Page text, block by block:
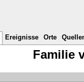
Ereignisse Orte
Familie